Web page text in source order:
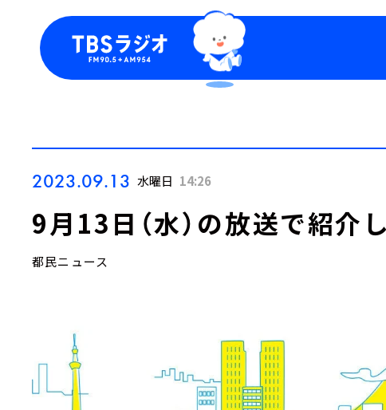
Podcast
2023.09.13 水曜日 14:26
9月13日（水）の放送で紹介
都民ニュース